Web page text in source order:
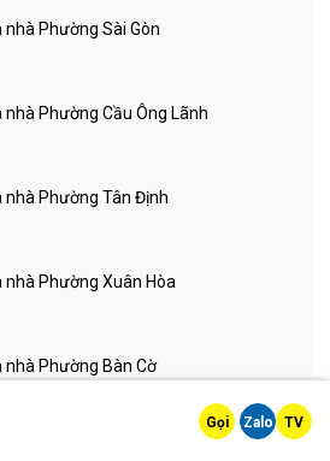
nhà Phường Sài Gòn
nhà Phường Cầu Ông Lãnh
nhà Phường Tân Định
nhà Phường Xuân Hòa
nhà Phường Bàn Cờ
Phường Nhiêu Lộc
Gọi Zalo TV